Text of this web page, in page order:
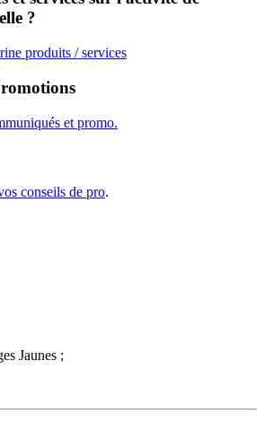
?
produits / services
et promo.
conseils de pro.
Jaunes ;